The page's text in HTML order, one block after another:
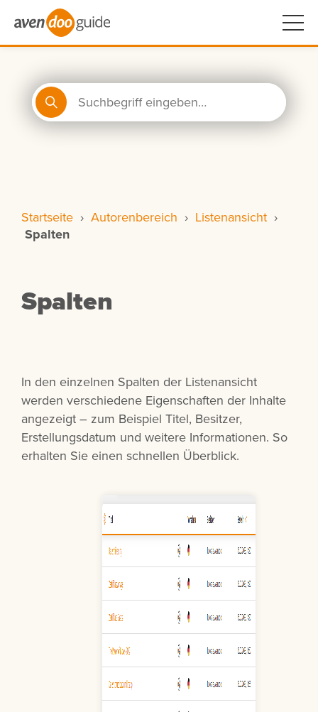
Startseite › Autorenbereich › Listenansicht ›
Spalten
Spalten
In den einzelnen Spalten der Listenansicht
werden verschiedene Eigenschaften der Inhalte
angezeigt – zum Beispiel Titel, Besitzer,
Erstellungsdatum und weitere Informationen. So
erhalten Sie einen schnellen Überblick.